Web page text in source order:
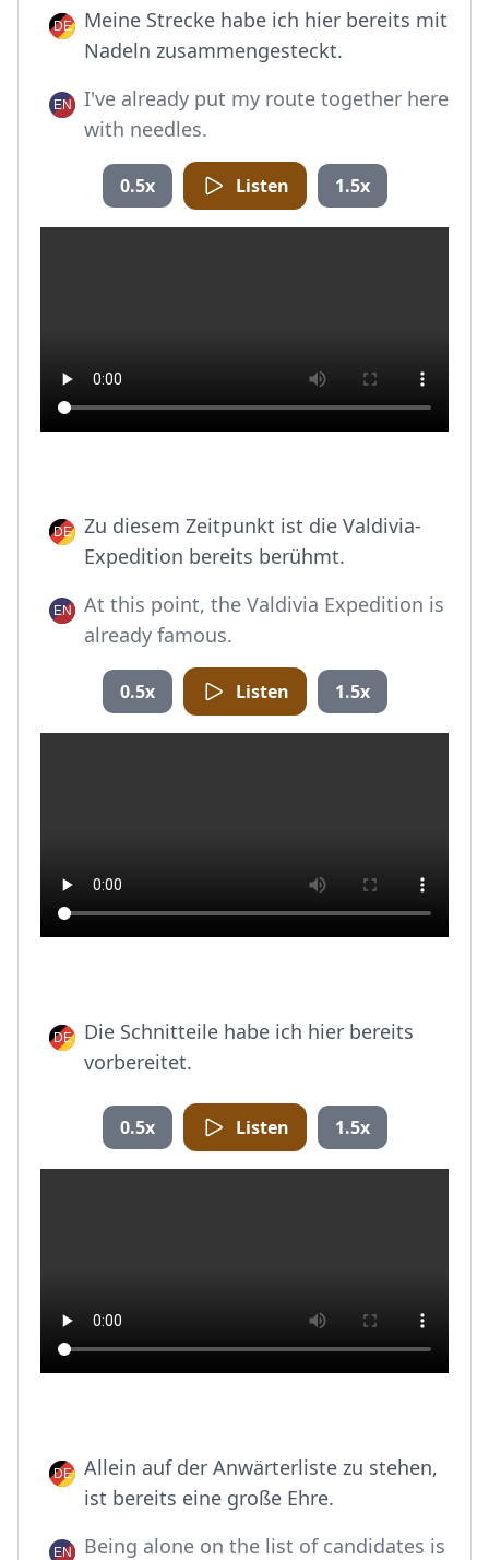
Meine Strecke habe ich hier bereits mit
Nadeln zusammengesteckt.
I've already put my route together here
with needles.
0.5x Listen 1.5x
Zu diesem Zeitpunkt ist die Valdivia-
Expedition bereits berühmt.
At this point, the Valdivia Expedition is
already famous.
0.5x Listen 1.5x
Die Schnitteile habe ich hier bereits
vorbereitet.
0.5x Listen 1.5x
Allein auf der Anwärterliste zu stehen,
ist bereits eine große Ehre.
Being alone on the list of candidates is